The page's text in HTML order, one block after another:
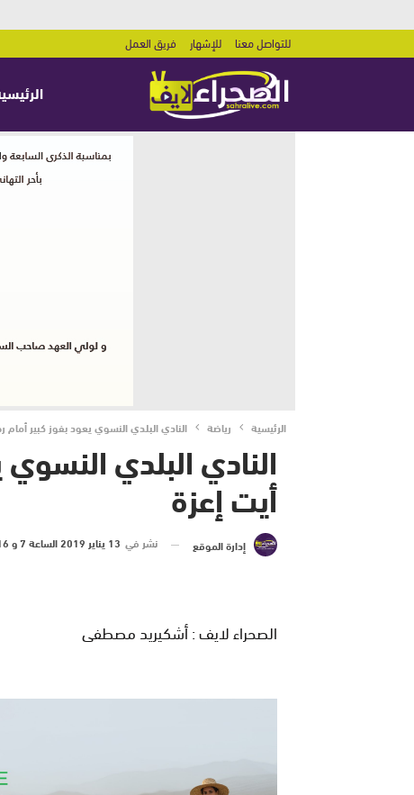
للتواصل معنا للإشهار فريق العمل
الرئيسية رياضة النادي البلدي النسوي يعود بفوز كبير أمام
النادي البلدي
أيت إعزة
إدارة الموقع نشر في 13 يناير 2019 الساعة 7 و 16 دقيقة
الصحراء لايف : أشكيريد مصطفى